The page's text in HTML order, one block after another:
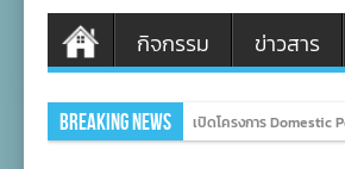
กิจกรรม ข่าวสาร
Breaking News เปิดโครงการ Domestic